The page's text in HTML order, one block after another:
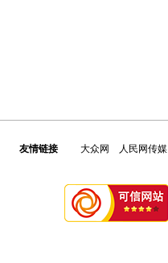
友情链接 大众网 人民网传媒